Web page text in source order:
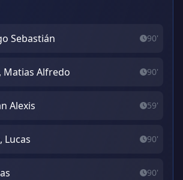
Sebastián 90'
Matias Alfredo 90'
Alexis 59'
Lucas 90'
90'